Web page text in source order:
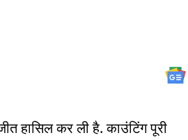
हासिल कर ली है. काउंटिंग पूरी